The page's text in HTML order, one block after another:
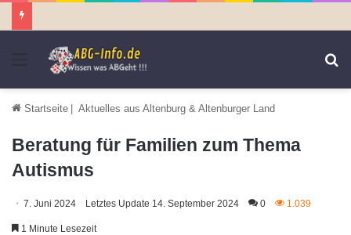
Menü
Startseite | Aktuelles aus Altenburg & Altenburger Land
Beratung für Familien zum Thema
Autismus
7. Juni 2024 Letztes Update 14. September 2024 0 1.039
1 Minute Lesezeit